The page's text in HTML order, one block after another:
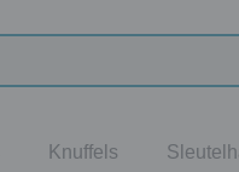
Knuffels